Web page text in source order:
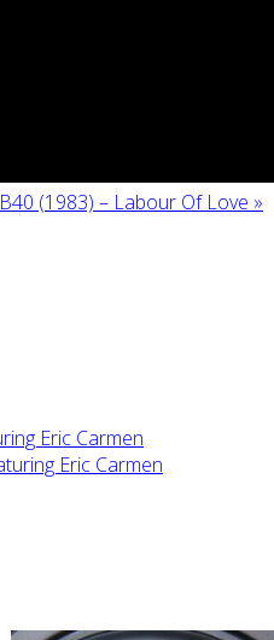
(1983) – Labour Of Love »
Eric Carmen